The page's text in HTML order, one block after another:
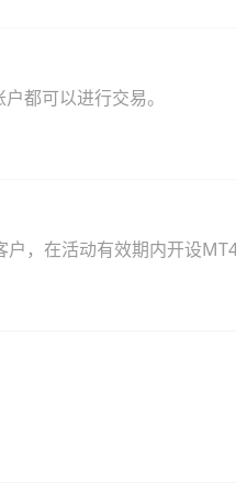
都可以进行交易。
，在活动有效期内开设